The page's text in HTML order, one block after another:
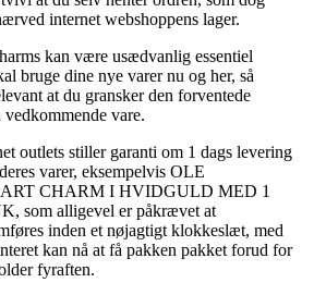
internet webshoppens lager.
kan være usædvanlig essentiel
bruge dine nye varer nu og her, så
at du gransker den forventede
vare.
outlets stiller garanti om 1 dags levering
varer, eksempelvis OLE
CHARM I HVIDGULD MED 1
som alligevel er påkrævet at
inden et nøjagtigt klokkeslæt, med
kan nå at få pakken pakket forud for
fyraften.